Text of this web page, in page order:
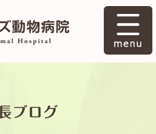
ブログ